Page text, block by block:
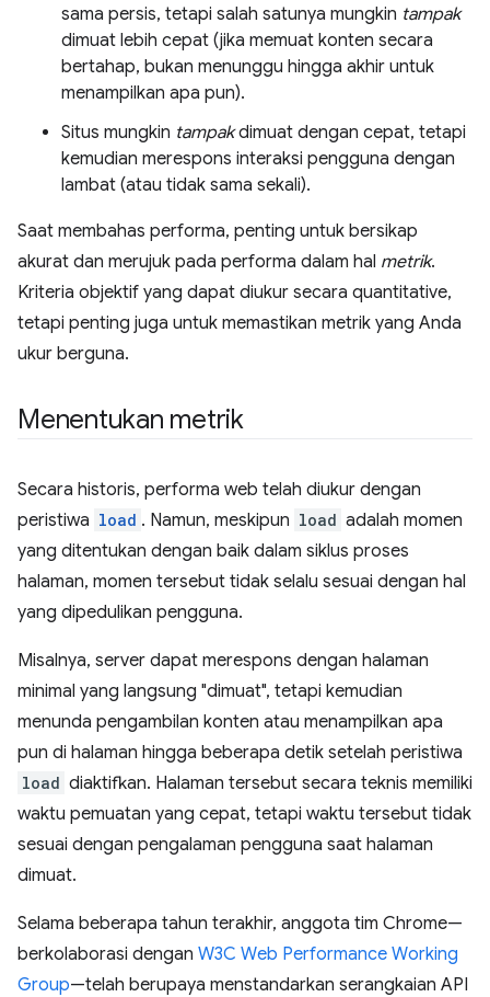
sama persis, tetapi salah satunya mungkin tampak
dimuat lebih cepat (jika memuat konten secara
bertahap, bukan menunggu hingga akhir untuk
menampilkan apa pun).
Situs mungkin tampakdimuat dengan cepat, tetapi
kemudian merespons interaksi pengguna dengan
lambat (atau tidak sama sekali).
Saat membahas performa, penting untuk bersikap
akurat dan merujuk pada performa dalam hal metrik.
Kriteria objektif yang dapat diukur secara quantitative,
tetapi penting juga untuk memastikan metrik yang Anda
ukur berguna.
Menentukan metrik
Secara historis, performa web telah diukur dengan
peristiwa load . Namun, meskipun load adalah momen
yang ditentukan dengan baik dalam siklus proses
halaman, momen tersebut tidak selalu sesuai dengan hal
yang dipedulikan pengguna.
Misalnya, server dapat merespons dengan halaman
minimal yang langsung "dimuat", tetapi kemudian
menunda pengambilan konten atau menampilkan apa
pun di halaman hingga beberapa detik setelah peristiwa
load diaktifkan. Halaman tersebut secara teknis memiliki
waktu pemuatan yang cepat, tetapi waktu tersebut tidak
sesuai dengan pengalaman pengguna saat halaman
dimuat.
Selama beberapa tahun terakhir, anggota tim Chrome—
berkolaborasi dengan W3C Web Performance Working
Group—telah berupaya menstandarkan serangkaian API